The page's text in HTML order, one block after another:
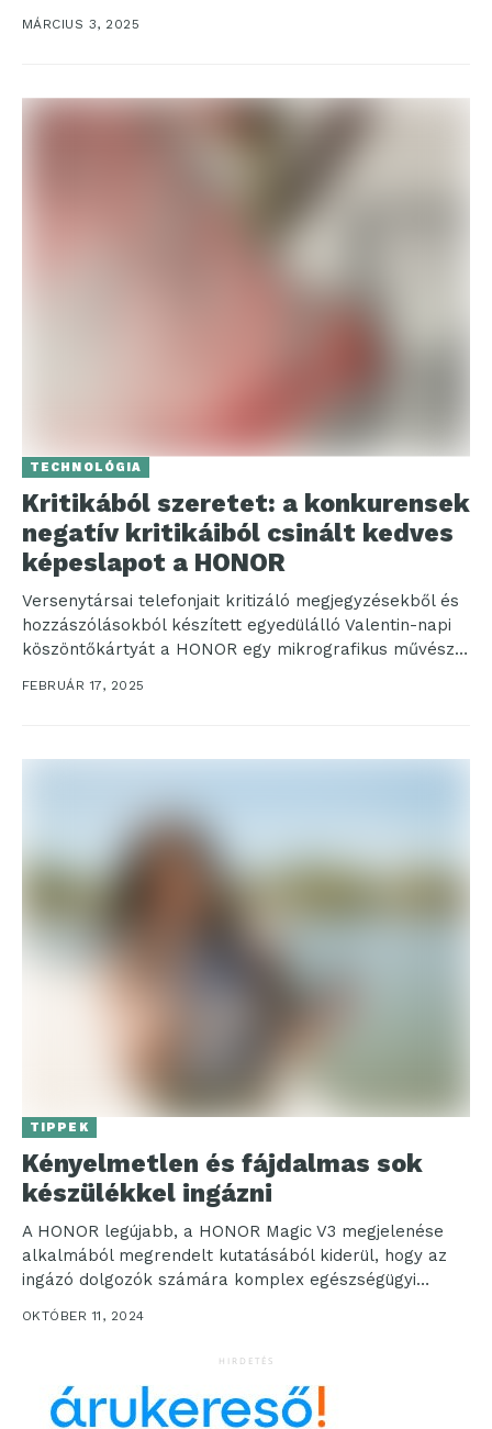
MÁRCIUS 3, 2025
TECHNOLÓGIA
Kritikából szeretet: a konkurensek
negatív kritikáiból csinált kedves
képeslapot a HONOR
Versenytársai telefonjait kritizáló megjegyzésekből és
hozzászólásokból készített egyedülálló Valentin-napi
köszöntőkártyát a HONOR egy mikrografikus művész
indulatokat. A...
FEBRUÁR 17, 2025
TIPPEK
Kényelmetlen és fájdalmas sok
készülékkel ingázni
A HONOR legújabb, a HONOR Magic V3 megjelenése
alkalmából megrendelt kutatásából kiderül, hogy az
ingázó dolgozók számára komplex egészségügyi
kérdés az, hogy mennyi...
OKTÓBER 11, 2024
HIRDETÉS